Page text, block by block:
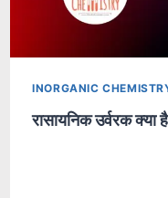
INORGANIC
रासायनिक उर्वरक क्या